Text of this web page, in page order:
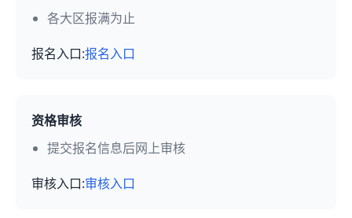
各大区报满为止
报名入口:报名入口
资格审核
提交报名信息后网上审核
审核入口:审核入口